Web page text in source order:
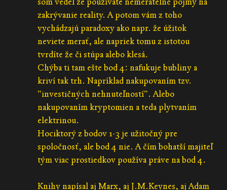
zakrývanie reality. A potom vám z toho
vychádzajú paradoxy ako napr. že úžitok
neviete merať, ale napriek tomu z istotou
tvrdíte že či stúpa alebo klesá.
Chýba ti tam ešte bod 4: nafukuje bubliny a
kriví tak trh. Napríklad nakupovaním tzv.
"investičných nehnuteľností". Alebo
nakupovaním kryptomien a teda plytvaním
elektrinou.
Hociktorý z bodov 1-3 je užitočný pre
spoločnosť, ale bod 4 nie. A čím bohatší majiteľ
tým viac prostiedkov používa práve na bod 4.
Knihy napísal aj Marx, aj J.M.Keynes, aj Adam